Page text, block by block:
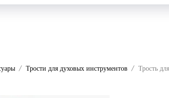
Трости для духовых инструментов